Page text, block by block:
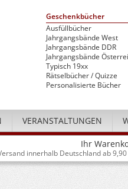
Geschenkbücher
Ausfüllbücher
Jahrgangsbände West
Jahrgangsbände DDR
Jahrgangsbände
Typisch 19xx
Rätselbücher / Quizze
Personalisierte Bücher
VERANSTALTUNGEN
Ihr
innerhalb Deutschland ab